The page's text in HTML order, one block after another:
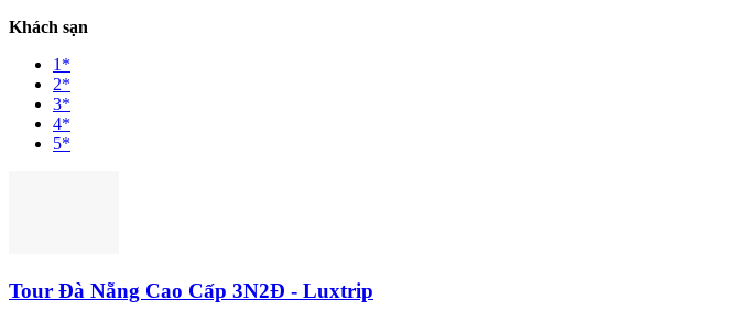
Khách sạn
1*
2*
3*
4*
5*
Tour Đà Nẵng Cao Cấp 3N2Đ - Luxtrip